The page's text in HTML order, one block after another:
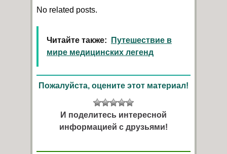
No related posts.
Читайте также:
Путешествие в
мире медицинских легенд
Пожалуйста, оцените этот материал!
И поделитесь интересной
информацией с друзьями!